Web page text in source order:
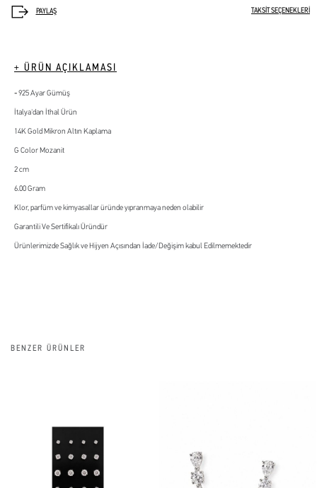
TAKSİT SEÇENEKLERİ
+ ÜRÜN AÇIKLAMASI
925 Ayar Gümüş
İtalya'dan İthal Ürün
14K Gold Mikron Altın Kaplama
G Color Mozanit
2 cm
6.00 Gram
Klor, parfüm ve kimyasallar üründe yıpranmaya neden olabilir
Garantili Ve Sertifikalı Üründür
Ürünlerimizde Sağlık ve Hijyen Açısından İade/Değişim kabul Edilmemektedir
BENZER ÜRÜNLER